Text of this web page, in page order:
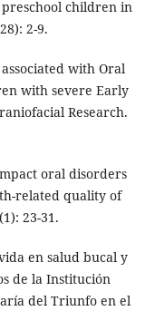
children in
2-9.
with Oral
with severe Early
Research.
oral disorders
related quality of
23-31.
en salud bucal y
de la Institución
del Triunfo en el